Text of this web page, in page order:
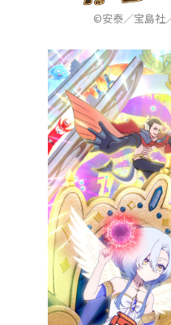
©安泰／宝島社